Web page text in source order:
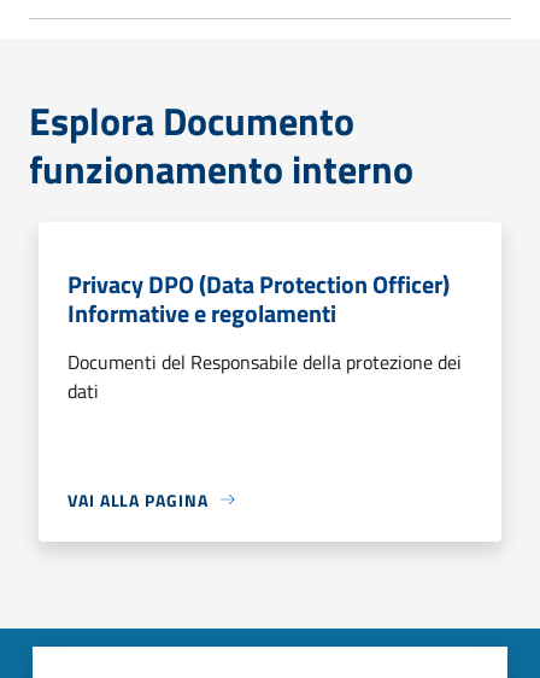
Esplora Documento
funzionamento interno
Privacy DPO (Data Protection Officer)
Informative e regolamenti
Documenti del Responsabile della protezione dei
dati
VAI ALLA PAGINA